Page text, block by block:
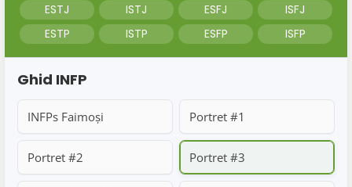
ESTJ
ISTJ ESFJ
ISFJ
ESTP
ISTP ESFP ISFP
Ghid INFP
INFPs Faimoși Portret #1
Portret #2 Portret #3